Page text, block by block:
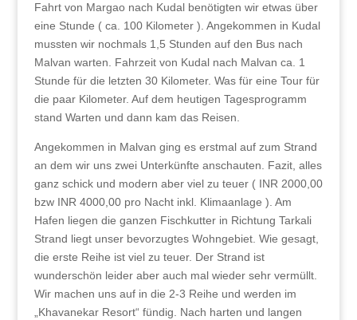
Fahrt von Margao nach Kudal benötigten wir etwas über
eine Stunde ( ca. 100 Kilometer ). Angekommen in Kudal
mussten wir nochmals 1,5 Stunden auf den Bus nach
Malvan warten. Fahrzeit von Kudal nach Malvan ca. 1
Stunde für die letzten 30 Kilometer. Was für eine Tour für
die paar Kilometer. Auf dem heutigen Tagesprogramm
stand Warten und dann kam das Reisen.
Angekommen in Malvan ging es erstmal auf zum Strand
an dem wir uns zwei Unterkünfte anschauten. Fazit, alles
ganz schick und modern aber viel zu teuer ( INR 2000,00
bzw INR 4000,00 pro Nacht inkl. Klimaanlage ). Am
Hafen liegen die ganzen Fischkutter in Richtung Tarkali
Strand liegt unser bevorzugtes Wohngebiet. Wie gesagt,
die erste Reihe ist viel zu teuer. Der Strand ist
wunderschön leider aber auch mal wieder sehr vermüllt.
Wir machen uns auf in die 2-3 Reihe und werden im
„Khavanekar Resort“ fündig. Nach harten und langen